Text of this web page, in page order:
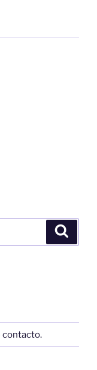
contacto.